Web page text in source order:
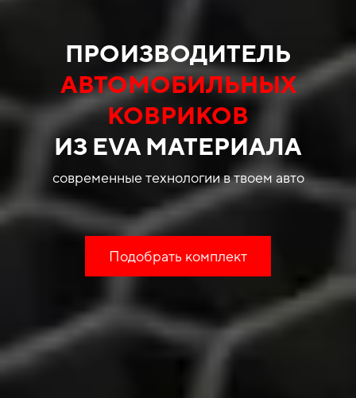
ПРОИЗВОДИТЕЛЬ
АВТОМОБИЛЬНЫХ
КОВРИКОВ
ИЗ EVA МАТЕРИАЛА
современные технологии в твоем авто
Подобрать комплект